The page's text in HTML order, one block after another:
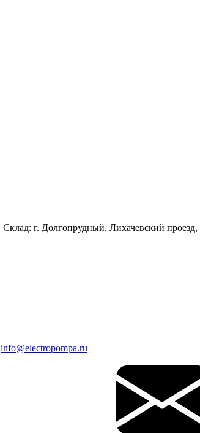
Склад: г. Долгопрудный, Лихачевский проезд,
info@electropompa.ru